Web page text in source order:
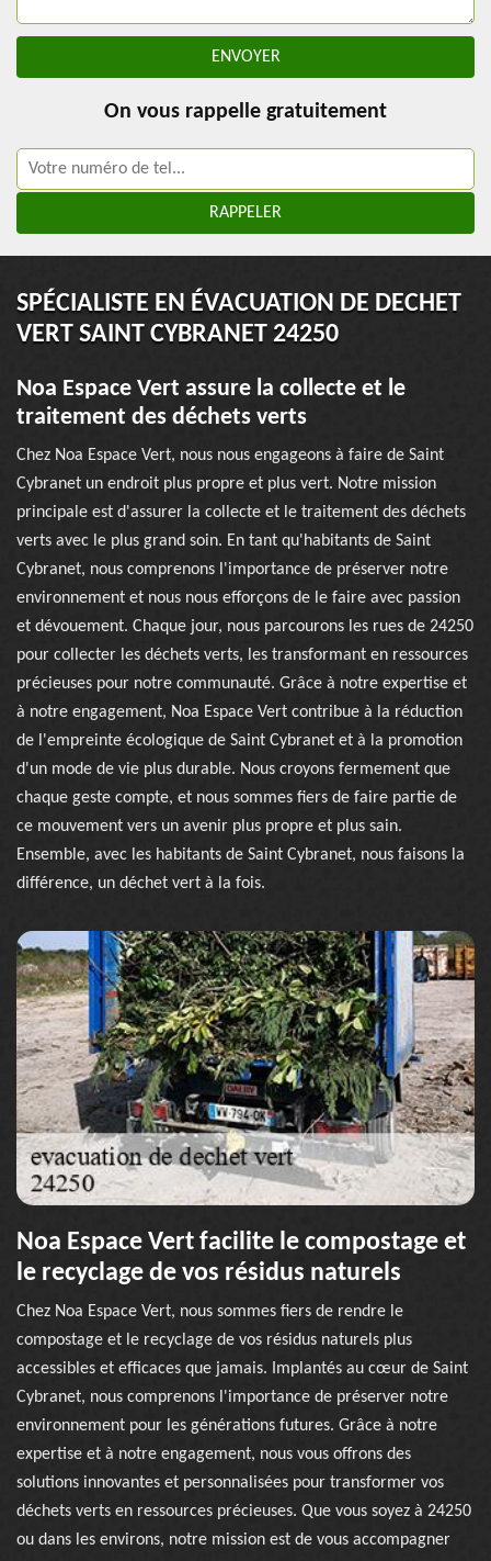
On vous rappelle gratuitement
SPÉCIALISTE EN ÉVACUATION DE DECHET
VERT SAINT CYBRANET 24250
Noa Espace Vert assure la collecte et le
traitement des déchets verts
Chez Noa Espace Vert, nous nous engageons à faire de Saint
Cybranet un endroit plus propre et plus vert. Notre mission
principale est d'assurer la collecte et le traitement des déchets
verts avec le plus grand soin. En tant qu'habitants de Saint
Cybranet, nous comprenons l'importance de préserver notre
environnement et nous nous efforçons de le faire avec passion
et dévouement. Chaque jour, nous parcourons les rues de 24250
pour collecter les déchets verts, les transformant en ressources
précieuses pour notre communauté. Grâce à notre expertise et
à notre engagement, Noa Espace Vert contribue à la réduction
de l'empreinte écologique de Saint Cybranet et à la promotion
d'un mode de vie plus durable. Nous croyons fermement que
chaque geste compte, et nous sommes fiers de faire partie de
ce mouvement vers un avenir plus propre et plus sain.
Ensemble, avec les habitants de Saint Cybranet, nous faisons la
différence, un déchet vert à la fois.
Noa Espace Vert facilite le compostage et
le recyclage de vos résidus naturels
Chez Noa Espace Vert, nous sommes fiers de rendre le
compostage et le recyclage de vos résidus naturels plus
accessibles et efficaces que jamais. Implantés au cœur de Saint
Cybranet, nous comprenons l'importance de préserver notre
environnement pour les générations futures. Grâce à notre
expertise et à notre engagement, nous vous offrons des
solutions innovantes et personnalisées pour transformer vos
déchets verts en ressources précieuses. Que vous soyez à 24250
ou dans les environs, notre mission est de vous accompagner